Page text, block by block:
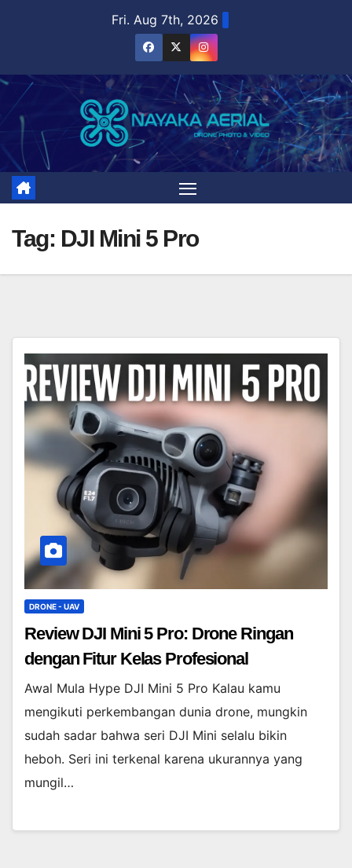
Fri. Aug 7th, 2026
Tag: DJI Mini 5 Pro
DRONE - UAV
Review DJI Mini 5 Pro: Drone Ringan
dengan Fitur Kelas Profesional
Awal Mula Hype DJI Mini 5 Pro Kalau kamu
mengikuti perkembangan dunia drone, mungkin
sudah sadar bahwa seri DJI Mini selalu bikin
heboh. Seri ini terkenal karena ukurannya yang
mungil…